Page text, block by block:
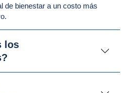
de bienestar a un costo más
los